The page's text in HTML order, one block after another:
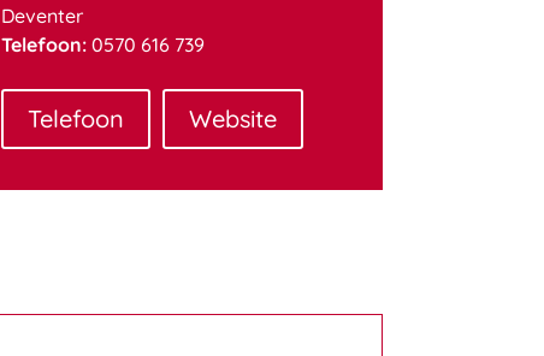
Deventer
Telefoon:0570 616 739
Telefoon Website